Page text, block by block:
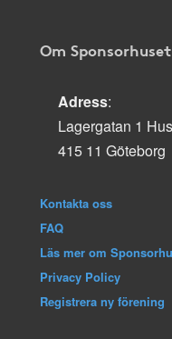
Om Sponsorhuset
Adress:
Lagergatan 1
415 11 Göteborg
Kontakta oss
FAQ
Läs mer om
Privacy Policy
Registrera ny förening